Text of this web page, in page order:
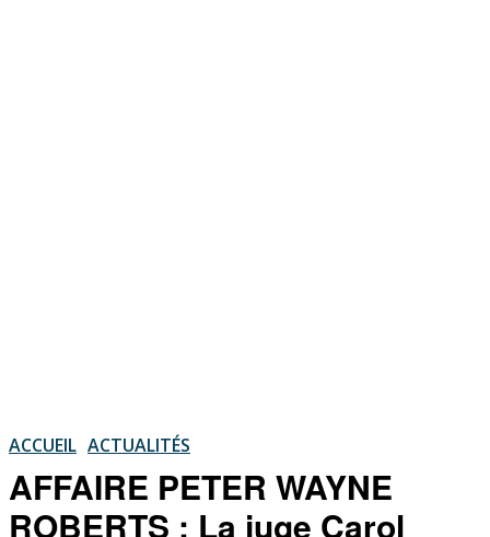
ACCUEIL ACTUALITÉS
AFFAIRE PETER WAYNE
ROBERTS : La juge Carol